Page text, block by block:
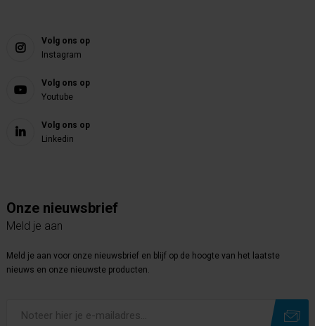
Volg ons op
Instagram
Volg ons op
Youtube
Volg ons op
Linkedin
Onze nieuwsbrief
Meld je aan
Meld je aan voor onze nieuwsbrief en blijf op de hoogte van het laatste
nieuws en onze nieuwste producten.